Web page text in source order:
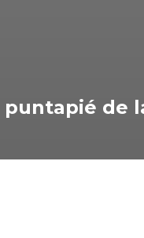
puntapié de